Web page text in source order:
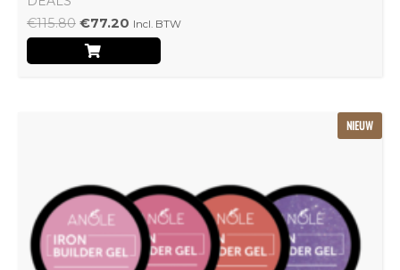
€115.80 €77.20 Incl. BTW
NIEUW